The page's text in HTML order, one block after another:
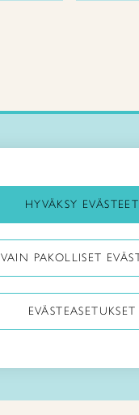
Kirjaudu
Taitoliitto:
Taito-lehti:
HYVÄKSY EVÄSTEET
VAIN PAKOLLISET
EVÄSTEASETUKSET